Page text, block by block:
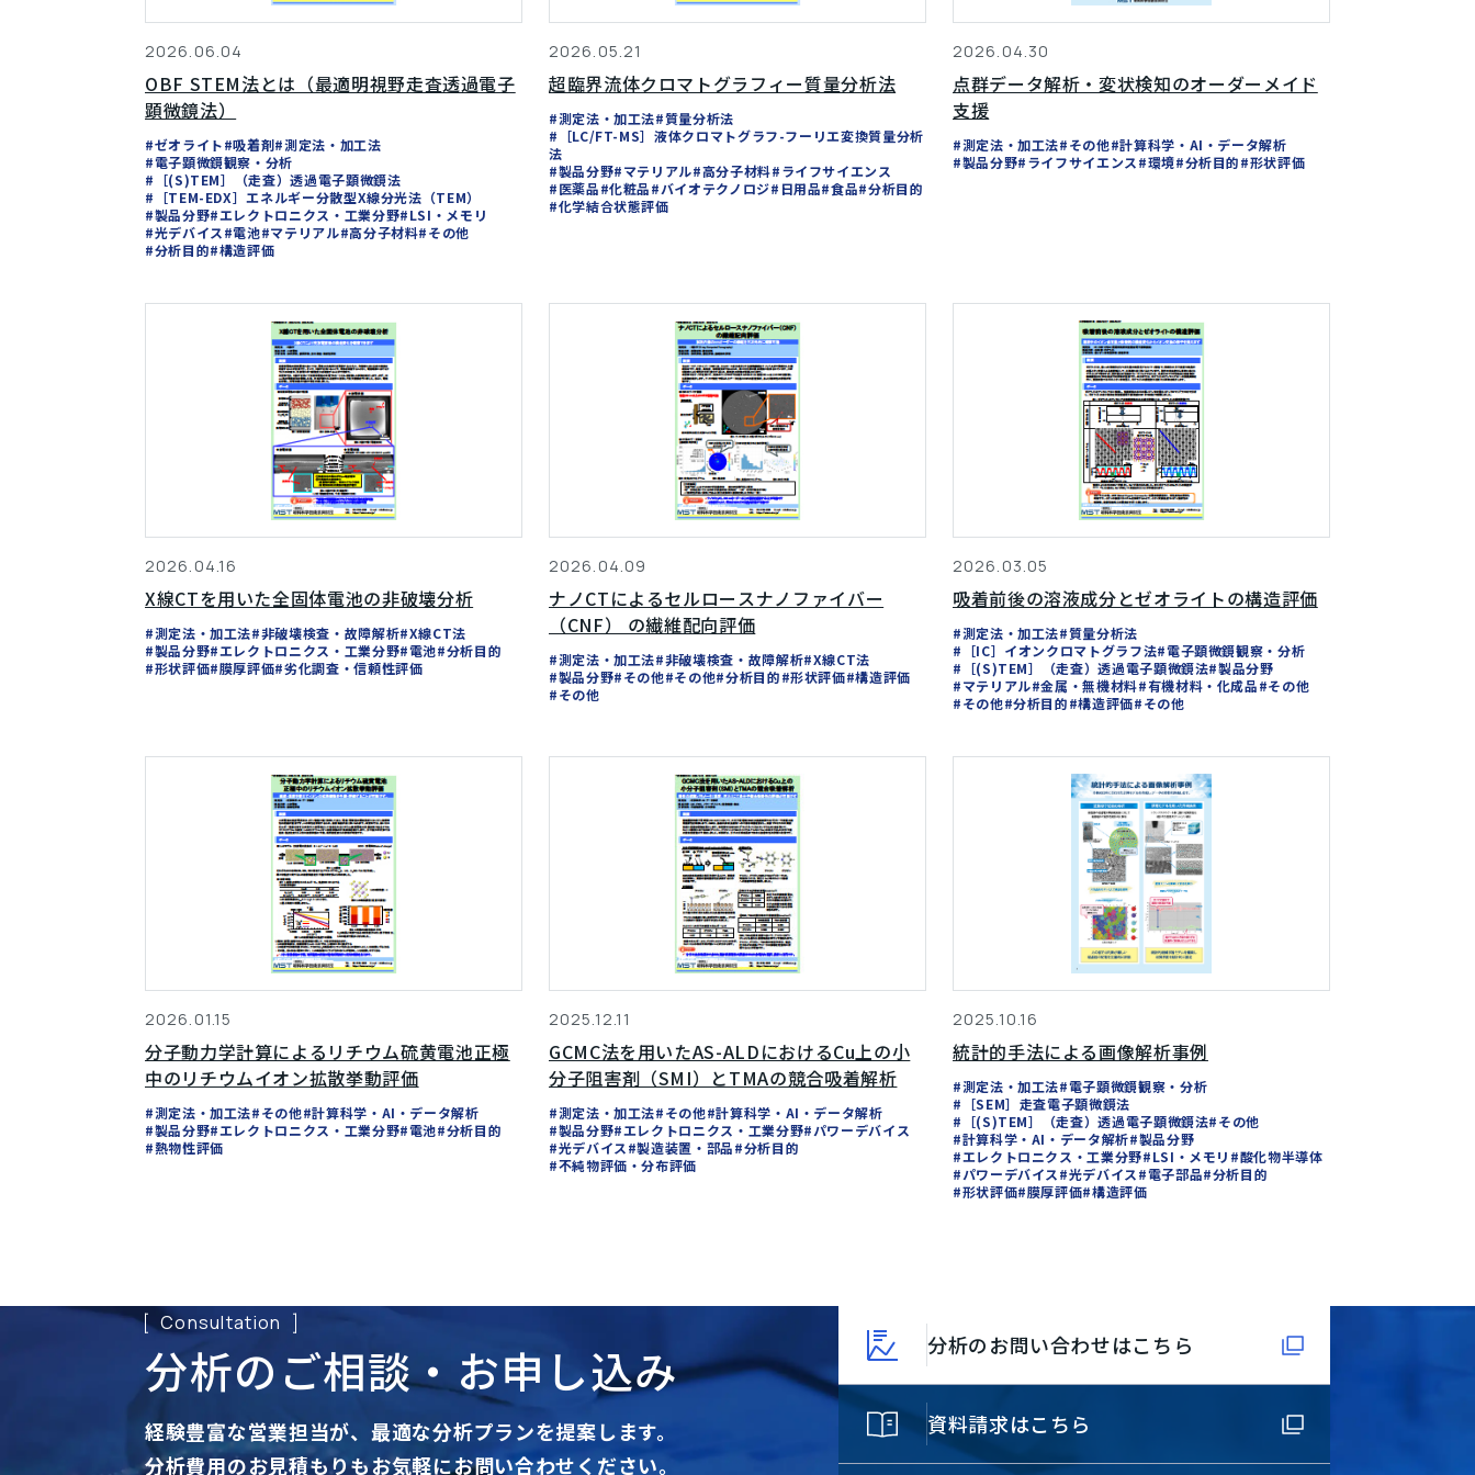
2026.06.04
OBF STEM法とは（最適明視野走査透過電子
顕微鏡法）
#ゼオライト#吸着剤#測定法・加工法
#電子顕微鏡観察・分析
#［(S)TEM］（走査）透過電子顕微鏡法
#［TEM-EDX］エネルギー分散型X線分光法（TEM）
#製品分野#エレクトロニクス・工業分野#LSI・メモリ
#光デバイス#電池#マテリアル#高分子材料#その他
#分析目的#構造評価
2026.05.21
超臨界流体クロマトグラフィー質量分析法
#測定法・加工法#質量分析法
#［LC/FT-MS］液体クロマトグラフ-フーリエ変換質量分析
法
#製品分野#マテリアル#高分子材料#ライフサイエンス
#医薬品#化粧品#バイオテクノロジ#日用品#食品#分析目的
#化学結合状態評価
2026.04.30
点群データ解析・変状検知のオーダーメイド
支援
#測定法・加工法#その他#計算科学・AI・データ解析
#製品分野#ライフサイエンス#環境#分析目的#形状評価
2026.04.16
X線CTを用いた全固体電池の非破壊分析
#測定法・加工法#非破壊検査・故障解析#X線CT法
#製品分野#エレクトロニクス・工業分野#電池#分析目的
#形状評価#膜厚評価#劣化調査・信頼性評価
2026.04.09
ナノCTによるセルロースナノファイバー
（CNF） の繊維配向評価
#測定法・加工法#非破壊検査・故障解析#X線CT法
#製品分野#その他#その他#分析目的#形状評価#構造評価
#その他
2026.03.05
吸着前後の溶液成分とゼオライトの構造評価
#測定法・加工法#質量分析法
#［IC］イオンクロマトグラフ法#電子顕微鏡観察・分析
#［(S)TEM］（走査）透過電子顕微鏡法#製品分野
#マテリアル#金属・無機材料#有機材料・化成品#その他
#その他#分析目的#構造評価#その他
2026.01.15
分子動力学計算によるリチウム硫黄電池正極
中のリチウムイオン拡散挙動評価
#測定法・加工法#その他#計算科学・AI・データ解析
#製品分野#エレクトロニクス・工業分野#電池#分析目的
#熱物性評価
2025.12.11
GCMC法を用いたAS-ALDにおけるCu上の小
分子阻害剤（SMI）とTMAの競合吸着解析
#測定法・加工法#その他#計算科学・AI・データ解析
#製品分野#エレクトロニクス・工業分野#パワーデバイス
#光デバイス#製造装置・部品#分析目的
#不純物評価・分布評価
2025.10.16
統計的手法による画像解析事例
#測定法・加工法#電子顕微鏡観察・分析
#［SEM］走査電子顕微鏡法
#［(S)TEM］（走査）透過電子顕微鏡法#その他
#計算科学・AI・データ解析#製品分野
#エレクトロニクス・工業分野#LSI・メモリ #酸化物半導体
#パワーデバイス#光デバイス#電子部品#分析目的
#形状評価#膜厚評価#構造評価
Consultation
分析のご相談・お申し込み
経験豊富な営業担当が、 最適な分析プランを提案します。
分析費用のお見積もりもお気軽にお問い合わせください。
分析のお問い合わせはこちら
資料請求はこちら